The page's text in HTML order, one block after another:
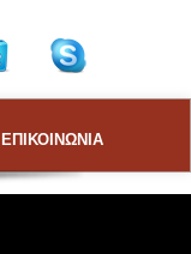
ΕΠΙΚΟΙΝΩΝΙΑ